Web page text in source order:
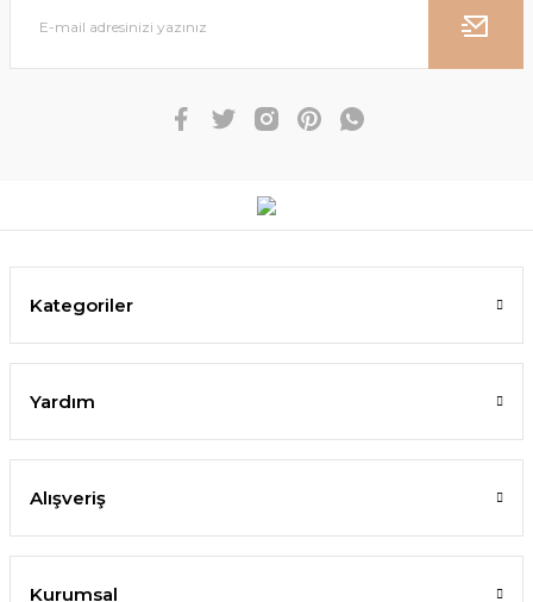
Kategoriler
Yardım
Alışveriş
Kurumsal